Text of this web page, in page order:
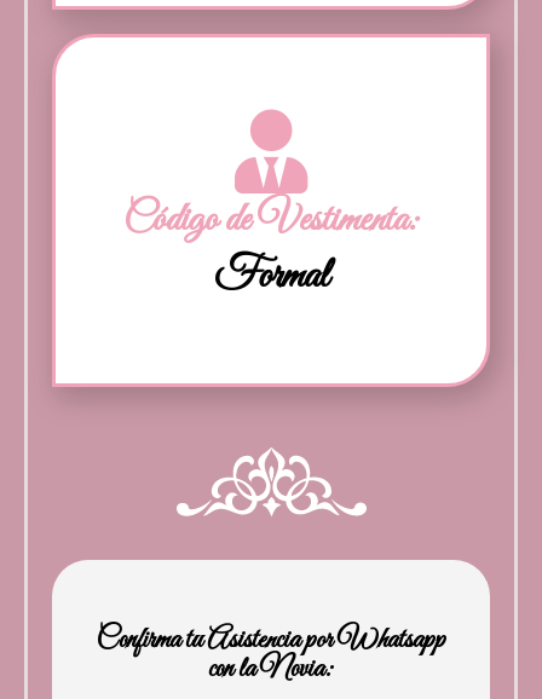
Código de Vestimenta:
Formal
Confirma tu Asistencia por Whatsapp
con la Novia: